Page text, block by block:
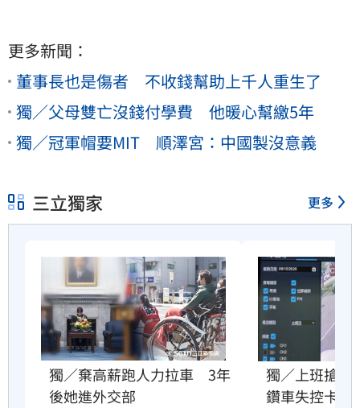
更多新聞：
董事長也是傷者 不收錢幫助上千人重生了
獨／父母雙亡沒錢付學費 他暖心幫繳5年
獨／冠軍帽要MIT 順澤宮：中國製沒意義
三立獨家 更多
獨／棄高薪跑人力拉車　3年
後她進外交部
獨／上班搶快
鑽車失控卡車